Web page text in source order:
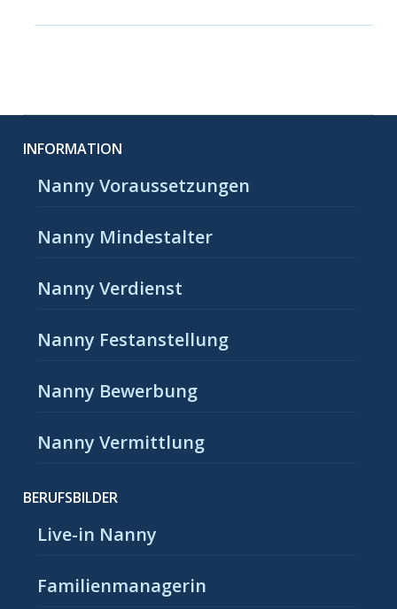
INFORMATION
Nanny Voraussetzungen
Nanny Mindestalter
Nanny Verdienst
Nanny Festanstellung
Nanny Bewerbung
Nanny Vermittlung
BERUFSBILDER
Live-in Nanny
Familienmanagerin